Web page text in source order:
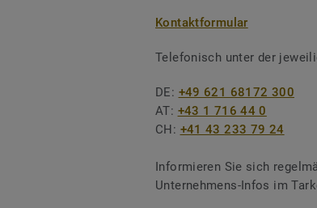
Kontaktformular
Telefonisch unter der
DE: +49 621 68172 300
AT: +43 1 716 44 0
CH: +41 43 233 79 24
Informieren Sie sich
Unternehmens-Infos im